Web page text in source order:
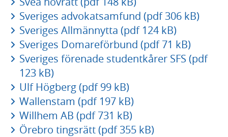
Sveriges advokatsamfund (pdf 306 kB)
Sveriges Allmännytta (pdf 124 kB)
Sveriges Domareförbund (pdf 71 kB)
Sveriges förenade studentkårer SFS (pdf
123 kB)
Ulf Högberg (pdf 99 kB)
Wallenstam (pdf 197 kB)
Willhem AB (pdf 731 kB)
Örebro tingsrätt (pdf 355 kB)